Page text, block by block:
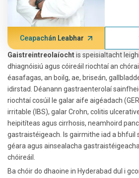
Ceapachán Leabhar
Gaistreintreolaíochtis speisialtacht
dhiagnóisiú agus cóireáil riochtaí an
éasafagas, an boilg, ae, briseán,
idirstad. Déanann gastraenterolaí
riochtaí cosúil le galar aife aigéadach
irritable (IBS), galar Crohn, colitis
heipitíteas agus cirrhosis, neamhoird
gastraistéigeach. Is gairmithe iad a bhfuil
géara agus ainsealacha
chóireáil.
Ba chóir do dhaoine in Hyderabad dul i